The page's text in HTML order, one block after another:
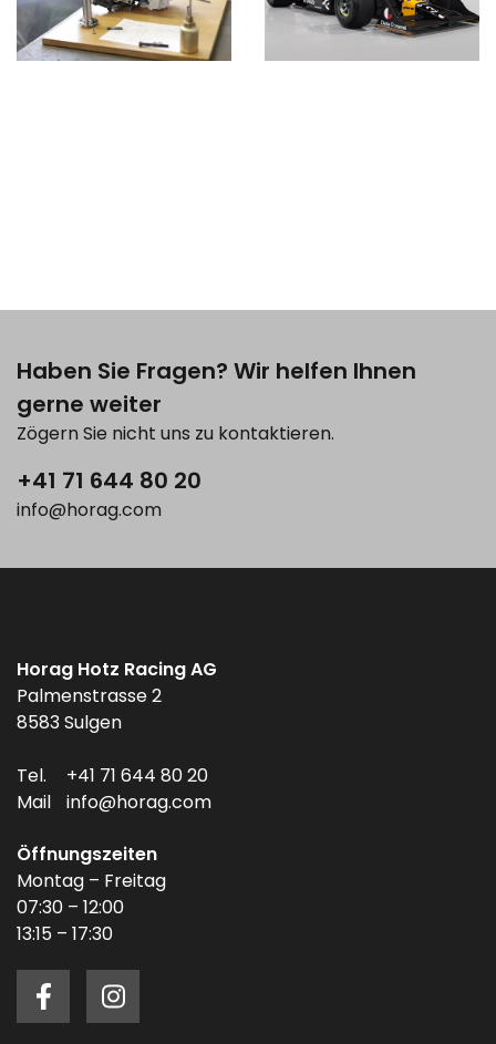
Haben Sie Fragen? Wir helfen Ihnen
gerne weiter
Zögern Sie nicht uns zu kontaktieren.
+41 71 644 80 20
info@horag.com
Horag Hotz Racing AG
Palmenstrasse 2
8583 Sulgen
Tel.
+41 71 644 80 20
Mail
info@horag.com
Öffnungszeiten
Montag – Freitag
07:30 – 12:00
13:15 – 17:30